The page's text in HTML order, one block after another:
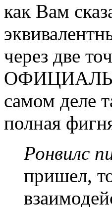
как Вам
через две
самом деле
полная
Ронвилс
пришел,